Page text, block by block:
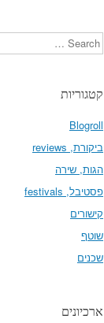
Search
קטגוריות
Blogroll
ביקורת, reviews
הגות, שירה
פסטיבל, festivals
קישורים
שוטף
שכנים
ארכיונים